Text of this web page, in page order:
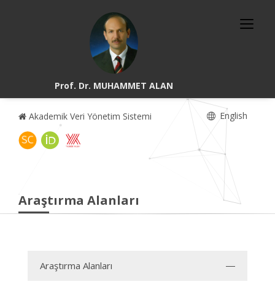
Prof. Dr. MUHAMMET ALAN
Akademik Veri Yönetim Sistemi English
Araştırma Alanları
Araştırma Alanları